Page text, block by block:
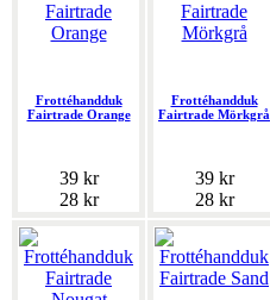
Frottéhandduk
Fairtrade Orange
39 kr
28 kr
Frottéhandduk
Fairtrade Mörkgrå
39 kr
28 kr